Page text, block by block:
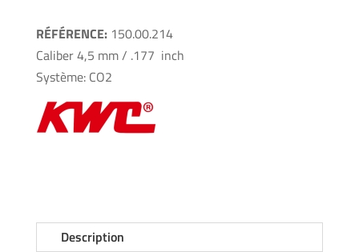
RÉFÉRENCE: 150.00.214
Caliber 4,5 mm / .177 inch
Système: CO2
Description